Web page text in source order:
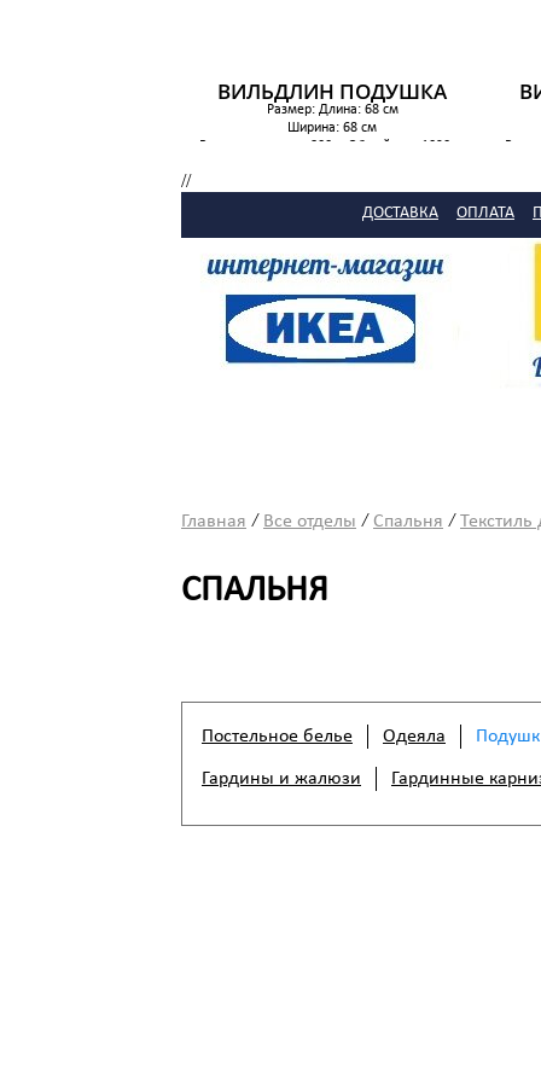
ВИЛЬДЛИН ПОДУШКА
Размер: Длина: 68 см
Ширина: 68 см
Вес наполнителя: 800 грОбщий вес: 1020 гр
Вес
//
ДОСТАВКА ОПЛАТА
Главная / Все отделы / Спальня / Текстиль
СПАЛЬНЯ
Постельное белье Одеяла
Гардины и жалюзи Гардинные